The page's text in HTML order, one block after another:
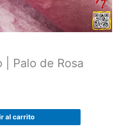
| Palo de Rosa
al carrito